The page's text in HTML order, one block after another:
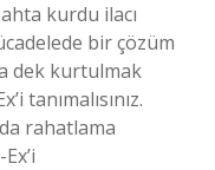
kurdu ilacı
bir çözüm
dek kurtulmak
tanımalısınız.
rahatlama